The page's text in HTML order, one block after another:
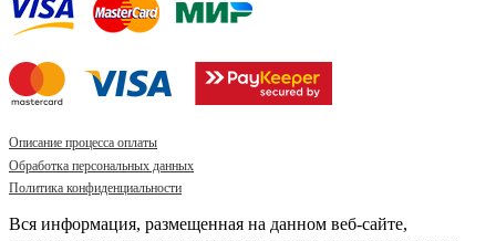
Описание процесса оплаты
Обработка персональных данных
Политика конфиденциальности
Вся информация, размещенная на данном веб-сайте,